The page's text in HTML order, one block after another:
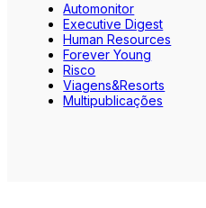
Automonitor
Executive Digest
Human Resources
Forever Young
Risco
Viagens&Resorts
Multipublicações